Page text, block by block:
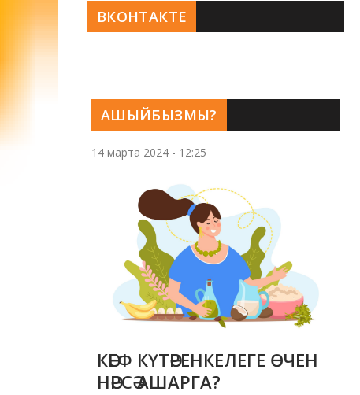
АШЫЙБЫЗМЫ?
14 марта 2024 - 12:25
КӘЕФ КҮТӘРЕНКЕЛЕГЕ ӨЧЕН
НӘРСӘ АШАРГА?
ВКОНТАКТЕ